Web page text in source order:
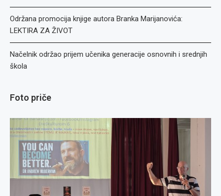
Održana promocija knjige autora Branka Marijanovića:
LEKTIRA ZA ŽIVOT
Načelnik održao prijem učenika generacije osnovnih i srednjih
škola
Foto priče